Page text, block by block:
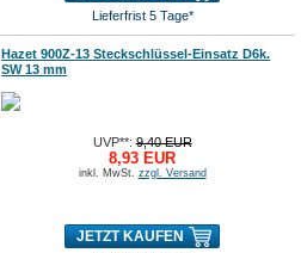
Lieferfrist 5 Tage*
Hazet 900Z-13 Steckschlüssel-Einsatz D6k.
SW 13 mm
UVP**:9,40 EUR
8,93 EUR
inkl. MwSt. zzgl. Versand
JETZT KAUFEN